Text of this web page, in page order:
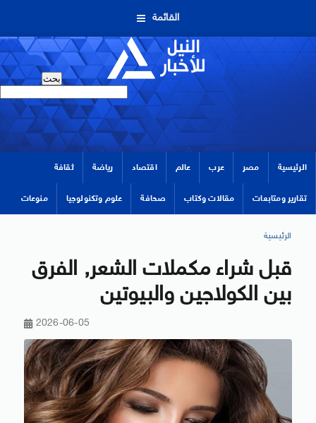
القائمة
الرئيسية مصر عرب عالم اقتصاد رياضة ثقافة
تقارير ومتابعات مقالات وكتاب صحافة علوم وتكنولوجيا منوعات
الرئيسية
قبل شراء مكملات الشعر, الفرق
بين الكولاجين والبيوتين
2026-06-05